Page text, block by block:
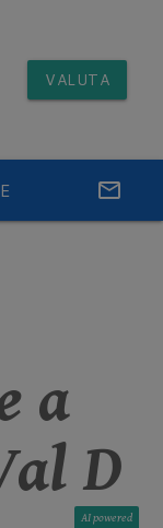
VALUTA
email
a
D
AI